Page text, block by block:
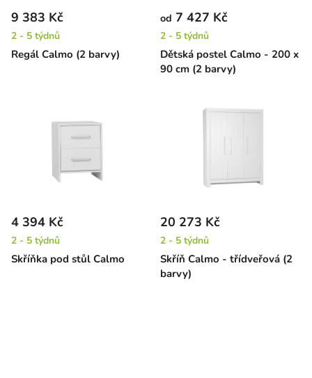
Regál Calmo (2 barvy)
9 383 Kč
2 - 5 týdnů
Dětská postel Calmo - 200 x
90 cm (2 barvy)
od 7 427 Kč
2 - 5 týdnů
Skříňka pod stůl Calmo
4 394 Kč
2 - 5 týdnů
Skříň Calmo - třídveřová (2
barvy)
20 273 Kč
2 - 5 týdnů